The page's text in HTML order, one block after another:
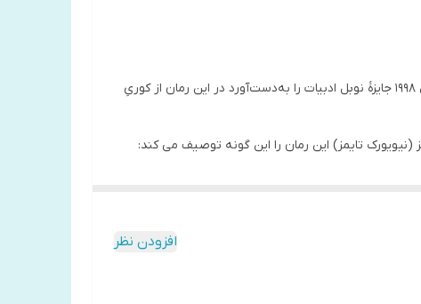
کوری (به پرتغالی: Ensaio sobre a Cegueira) رمانی از ژوزه ساراماگو که نخستین بار در سال ۱۹۹۵ منتشر شد. ساراماگو که در سال ۱۹۹۸ جایزهٔ نوبل ادبیات را به‌دست‌آورد در این رمان از کوریِ
(نیویورک تایمز) این رمان را این گونه توصیف می کند:
افزودن نظر